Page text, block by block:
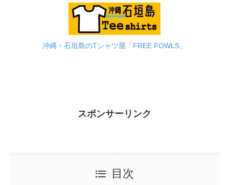
沖縄・石垣島のTシャツ屋「FREE FOWLS」
スポンサーリンク
目次